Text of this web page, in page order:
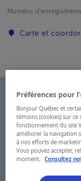
Numéro
Carte et
Préférences pour
Bonjour Québec et
témoins (cookies) sur
fonctionnement du site
améliorer la navigation
à nos efforts de
Vous pouvez accepter,
moment.
Consultez